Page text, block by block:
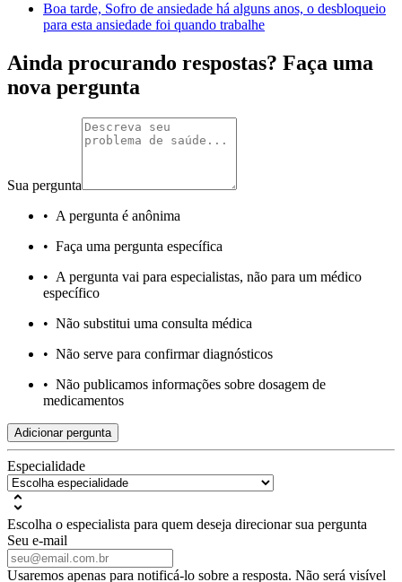
Boa tarde, Sofro de ansiedade há alguns anos, o desbloqueio
para esta ansiedade foi quando trabalhe
Ainda procurando respostas? Faça uma
nova pergunta
Sua pergunta
• A pergunta é anônima
• Faça uma pergunta específica
• A pergunta vai para especialistas, não para um médico
específico
• Não substitui uma consulta médica
• Não serve para confirmar diagnósticos
• Não publicamos informações sobre dosagem de
medicamentos
Adicionar pergunta
Especialidade
Escolha o especialista para quem deseja direcionar sua pergunta
Seu e-mail
Usaremos apenas para notificá-lo sobre a resposta. Não será visível